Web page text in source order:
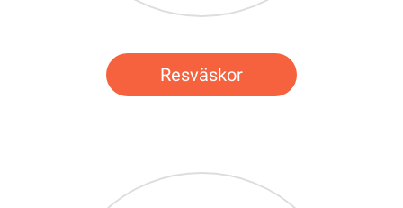
Resväskor